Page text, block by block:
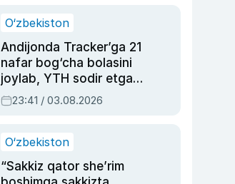
O‘zbekiston
Andijonda Tracker’ga 21
nafar bog‘cha bolasini
joylab, YTH sodir etgan
ayolga sud hukmi o‘qildi
23:41 / 03.08.2026
O‘zbekiston
“Sakkiz qator she’rim